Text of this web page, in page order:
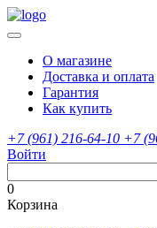
О магазине
Доставка и оплата
Гарантия
Как купить
+7 (961) 216-64-10 +7
Войти
0
Корзина